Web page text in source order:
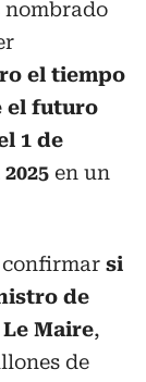
nombrado
el tiempo
el futuro
1 de
en un
si
de
Maire,
de